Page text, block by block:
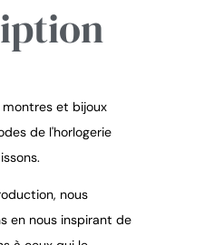
et bijoux
de l'horlogerie
nous
en nous inspirant de